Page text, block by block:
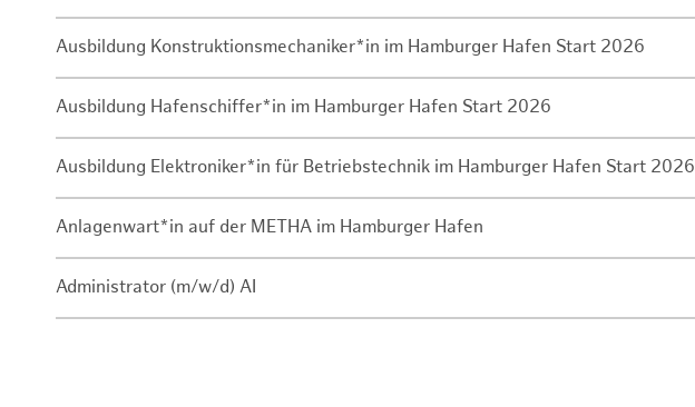
Ausbildung Konstruktionsmechaniker*in im Hamburger Hafen Start 2026
Ausbildung Hafenschiffer*in im Hamburger Hafen Start 2026
Ausbildung Elektroniker*in für Betriebstechnik im Hamburger Hafen Start 2026
Anlagenwart*in auf der METHA im Hamburger Hafen
Administrator (m/w/d) AI